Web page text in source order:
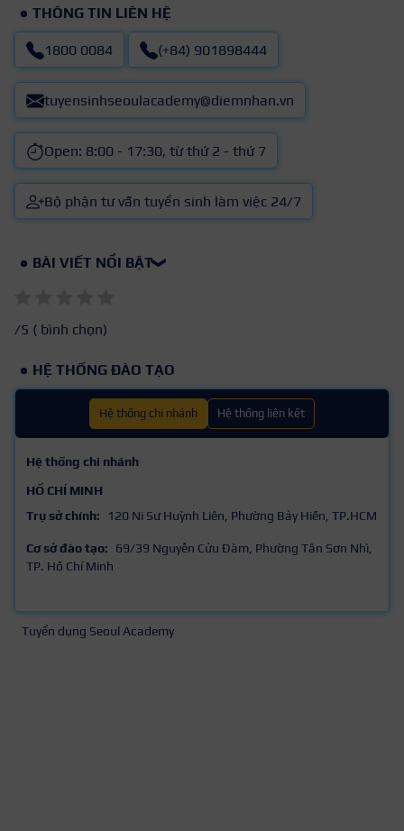
THÔNG TIN LIÊN HỆ
1800 0084 (+84) 901898444
tuyensinhseoulacademy@diemnhan.vn
Open: 8:00 - 17:30, từ thứ 2 - thứ 7
Bộ phận tư vấn tuyển sinh làm việc 24/7
BÀI VIẾT NỔI BẬT❯
/5 ( bình chọn)
HỆ THỐNG ĐÀO TẠO
Hệ thống chi nhánh Hệ thống liên kết
Hệ thống chi nhánh
HỒ CHÍ MINH
Trụ sở chính:
120 Ni Sư Huỳnh Liên, Phường Bảy Hiền, TP.HCM
Cơ sở đào tạo:
69/39 Nguyễn Cửu Đàm, Phường Tân Sơn Nhì,
TP. Hồ Chí Minh
Tuyển dụng Seoul Academy